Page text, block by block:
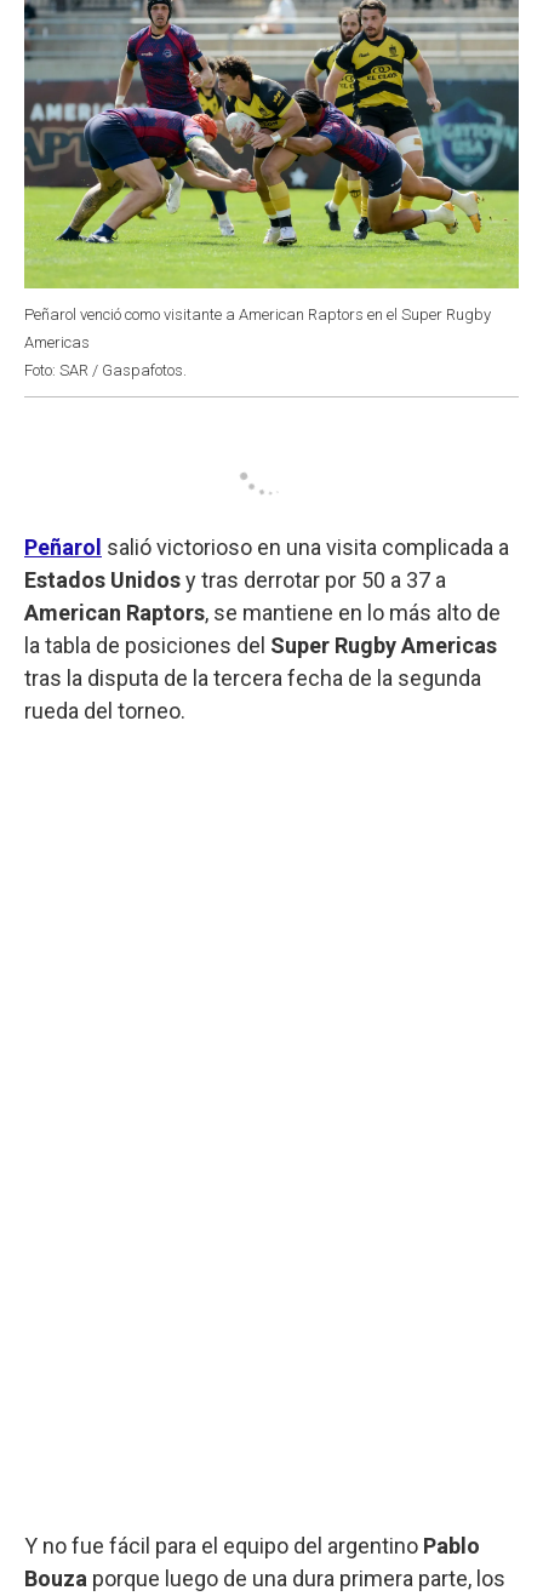
Peñarol venció como visitante a American Raptors en el Super Rugby
Americas
Foto: SAR / Gaspafotos.
Peñarol salió victorioso en una visita complicada a
Estados Unidosy tras derrotar por 50 a 37 a
American Raptors, se mantiene en lo más alto de
la tabla de posiciones del Super Rugby Americas
tras la disputa de la tercera fecha de la segunda
rueda del torneo.
Y no fue fácil para el equipo del argentino Pablo
Bouza porque luego de una dura primera parte, los